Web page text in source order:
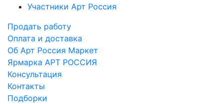
Участники Арт Россия
Продать работу
Оплата и доставка
Об Арт Россия Маркет
Ярмарка АРТ РОССИЯ
Консультация
Контакты
Подборки